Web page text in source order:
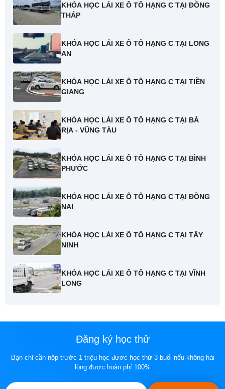
KHÓA HỌC LÁI XE Ô TÔ HẠNG C TẠI ĐỒNG
THÁP
KHÓA HỌC LÁI XE Ô TÔ HẠNG C TẠI LONG
AN
KHÓA HỌC LÁI XE Ô TÔ HẠNG C TẠI TIỀN
GIANG
KHÓA HỌC LÁI XE Ô TÔ HẠNG C TẠI BÀ
RỊA - VŨNG TÀU
KHÓA HỌC LÁI XE Ô TÔ HẠNG C TẠI BÌNH
PHƯỚC
KHÓA HỌC LÁI XE Ô TÔ HẠNG C TẠI ĐỒNG
NAI
KHÓA HỌC LÁI XE Ô TÔ HẠNG C TẠI TÂY
NINH
KHÓA HỌC LÁI XE Ô TÔ HẠNG C TẠI VĨNH
LONG
Đăng ký học thử
Bạn chỉ cần nộp trước 1 triệu học đươc học thử 3 buổi nếu không hài
lòng được hoàn phí 100%